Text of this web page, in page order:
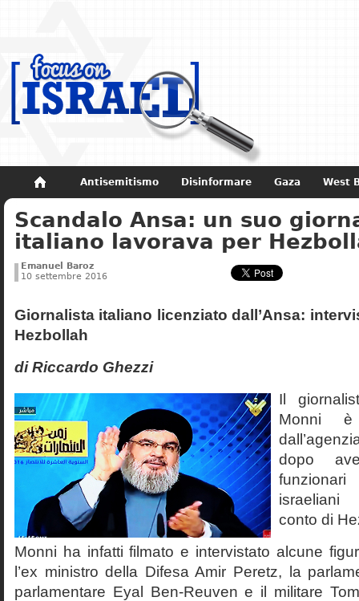
Antisemitismo Disinformare Gaza West
Non dimenticare Storia di Israele
Scandalo Ansa: un suo
italiano lavorava per
Emanuel Baroz
10 settembre 2016
Giornalista italiano licenziato dall’Ansa:
Hezbollah
di Riccardo Ghezzi
Il
Monni è
dopo
israeliani
conto di
Monni ha infatti filmato e intervistato alcune
l’ex ministro della Difesa Amir Peretz, la
parlamentare Eyal Ben-Reuven e il militare